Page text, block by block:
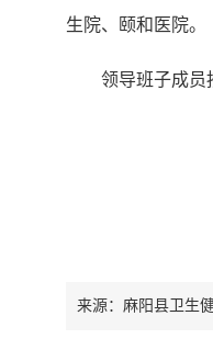
生院、颐和医院。
领导班子成员
来源：麻阳县卫生